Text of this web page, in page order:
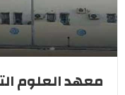
معهد العلوم